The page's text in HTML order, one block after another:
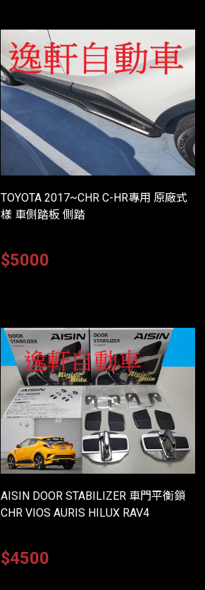
TOYOTA 2017~CHR C-HR專用 原廠式
樣 車側踏板 側踏
$5000
AISIN DOOR STABILIZER 車門平衡鎖
CHR VIOS AURIS HILUX RAV4
$4500